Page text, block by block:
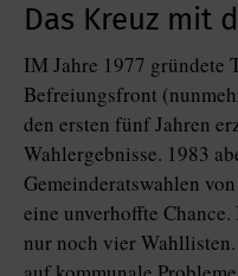
Das Kreuz mit
IM Jahre 1977 gründete
Befreiungsfront
den ersten fünf Jahren
Wahlergebnisse. 1983
Gemeinderatswahlen
eine unverhoffte
nur noch vier